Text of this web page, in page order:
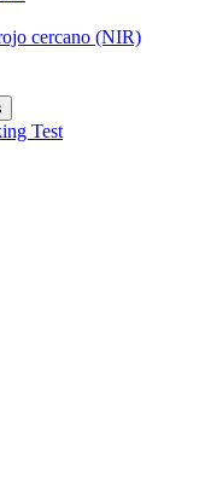
cercano (NIR)
Test